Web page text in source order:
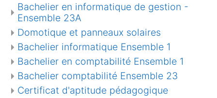
Bachelier en informatique de gestion -
Ensemble 23A
Domotique et panneaux solaires
Bachelier informatique Ensemble 1
Bachelier en comptabilité Ensemble 1
Bachelier comptabilité Ensemble 23
Certificat d'aptitude pédagogique